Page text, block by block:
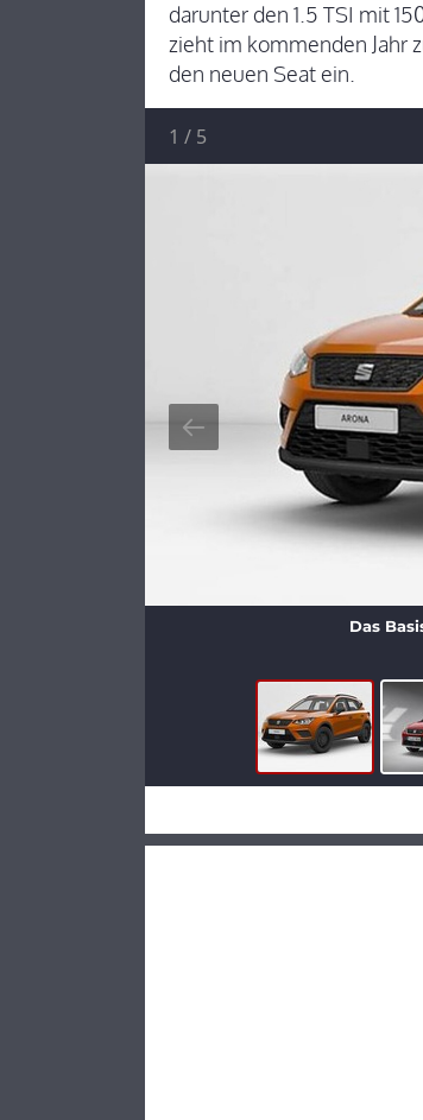
darunter den 1.5 TSI mit
zieht im kommenden Jahr
den neuen Seat ein.
Das
1 / 5